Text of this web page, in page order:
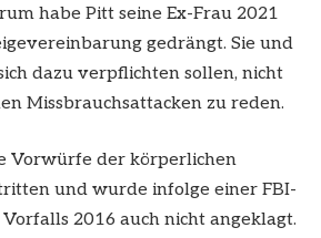
habe Pitt seine Ex-Frau 2021
gedrängt. Sie und
dazu verpflichten sollen, nicht
Missbrauchsattacken zu reden.
Vorwürfe der körperlichen
und wurde infolge einer FBI-
2016 auch nicht angeklagt.